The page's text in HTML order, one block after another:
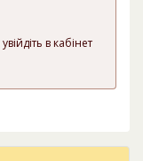
увійдіть в кабінет